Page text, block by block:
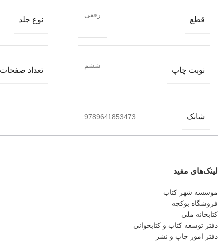
قطع
رقعی
نوع جلد
نوبت چاپ
ششم
تعداد صفحات
شابک 9789641853473
لینک‌های مفید
موسسه شهر کتاب
فروشگاه بوکچه
کتابخانه ملی
دفتر توسعه کتاب و کتابخوانی
دفتر امور چاپ و نشر